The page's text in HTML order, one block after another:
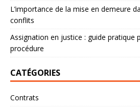
L’importance de la mise en demeure
conflits
Assignation en justice : guide pratique
procédure
CATÉGORIES
Contrats